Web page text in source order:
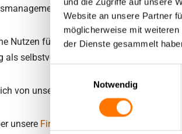
Website an unsere Partner
möglicherweise mit
der Dienste gesammelt
Notwendig
überzeugen können.
Nutzen für unsere Mandanten ist unser
als selbstverständlich.
von unserem Service und nutzen Sie
unsere Firmenphilosophie